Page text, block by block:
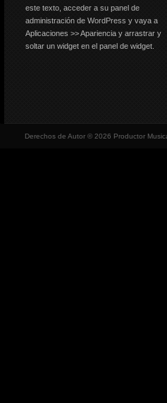
este texto, acceder a su panel de
administración de WordPress y vaya a
Aplicaciones >> Apariencia y arrastrar y
soltar un widget en el panel de widget.
Derechos de Autor © 2026 Productor